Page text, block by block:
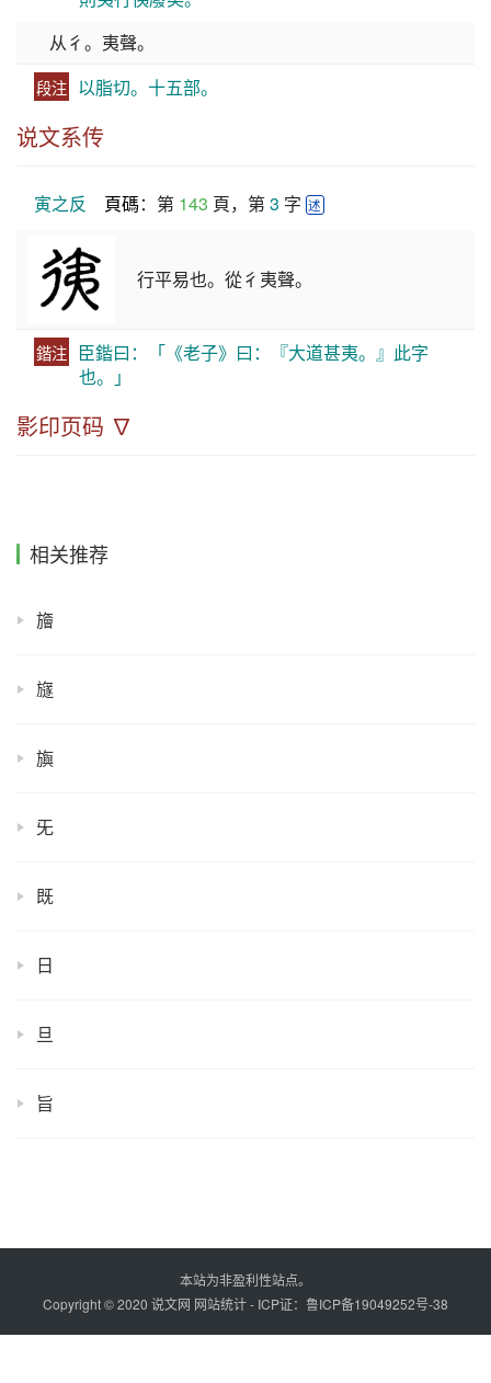
从彳。夷聲。
段注 以脂切。十五部。
说文系传
寅之反 頁碼：第 143 頁，第 3 字 述
行平易也。從彳夷聲。
鍇注 臣鍇曰：「《老子》曰：『大道甚夷。』此字
也。」
影印页码 ∇
相关推荐
旝
旞
旟
旡
既
日
旦
旨
本站为非盈利性站点。
Copyright © 2020 说文网 网站统计- ICP证： 鲁ICP备19049252号-38